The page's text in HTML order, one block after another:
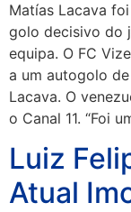
Matías Lacava
golo decisivo do
equipa. O FC
a um autogolo
Lacava. O
o Canal 11. “Foi
Luiz
Atual